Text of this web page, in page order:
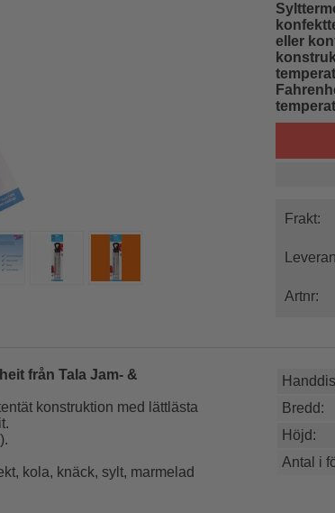
eller
Frakt:
Artnr:
från Tala Jam- &
konstruktion med lättlästa
kola, knäck, sylt, marmelad
Bredd:
Höjd:
Antal i